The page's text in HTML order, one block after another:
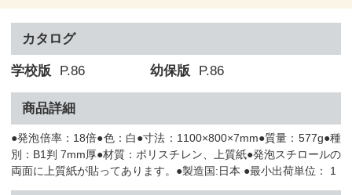
カタログ
学校版 P.86 幼保版 P.86
商品詳細
●発泡倍率：18倍●色：白●寸法：1100×800×7mm●質量：577g●種
別：B1判 7mm厚●材質：ポリスチレン、上質紙●発泡スチロールの
両面に上質紙が貼ってあります。●製造国:日本 ●最小出荷単位： 1